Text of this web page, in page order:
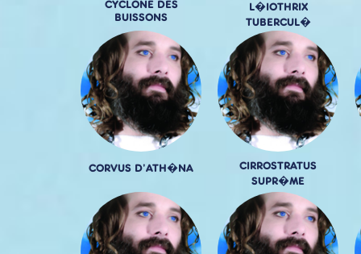
CYCLONE DES
BUISSONS
L�IOTHRIX
TUBERCUL�
CORVUS D'ATH�NA
CIRROSTRATUS
SUPR�ME